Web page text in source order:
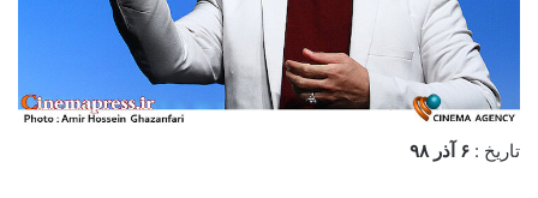
تاریخ : ۶ آذر ۹۸